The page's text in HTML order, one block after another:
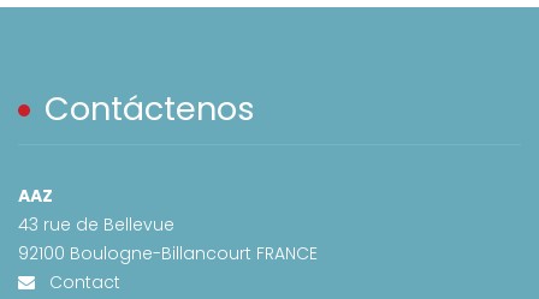
Contáctenos
AAZ
43 rue de Bellevue
92100 Boulogne-Billancourt FRANCE
Contact